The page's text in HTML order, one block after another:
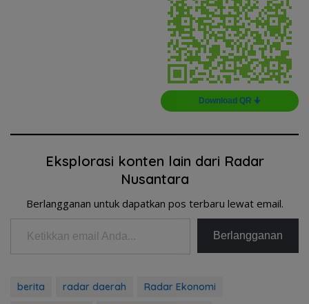
Download QR 🠋
Eksplorasi konten lain dari Radar
Nusantara
Berlangganan untuk dapatkan pos terbaru lewat email.
Ketikkan email Anda...
Berlangganan
berita radar daerah
Radar Ekonomi